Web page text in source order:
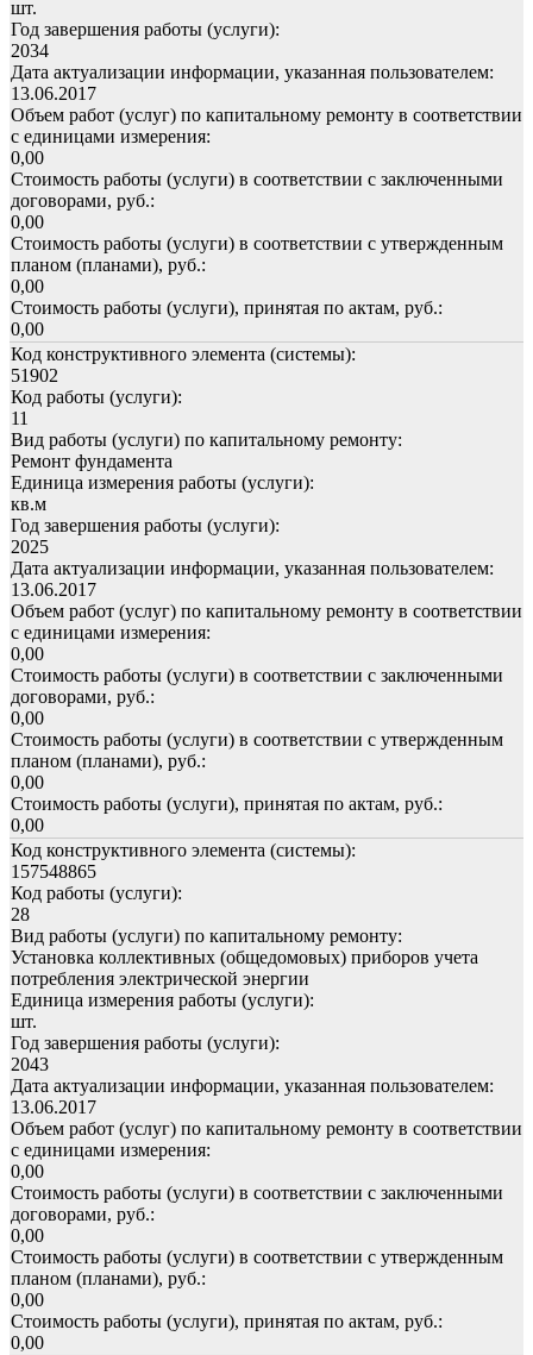
шт.
Год завершения работы (услуги):
2034
Дата актуализации информации, указанная пользователем:
13.06.2017
Объем работ (услуг) по капитальному ремонту в соответствии
с единицами измерения:
0,00
Стоимость работы (услуги) в соответствии с заключенными
договорами, руб.:
0,00
Стоимость работы (услуги) в соответствии с утвержденным
планом (планами), руб.:
0,00
Стоимость работы (услуги), принятая по актам, руб.:
0,00
Код конструктивного элемента (системы):
51902
Код работы (услуги):
11
Вид работы (услуги) по капитальному ремонту:
Ремонт фундамента
Единица измерения работы (услуги):
кв.м
Год завершения работы (услуги):
2025
Дата актуализации информации, указанная пользователем:
13.06.2017
Объем работ (услуг) по капитальному ремонту в соответствии
с единицами измерения:
0,00
Стоимость работы (услуги) в соответствии с заключенными
договорами, руб.:
0,00
Стоимость работы (услуги) в соответствии с утвержденным
планом (планами), руб.:
0,00
Стоимость работы (услуги), принятая по актам, руб.:
0,00
Код конструктивного элемента (системы):
157548865
Код работы (услуги):
28
Вид работы (услуги) по капитальному ремонту:
Установка коллективных (общедомовых) приборов учета
потребления электрической энергии
Единица измерения работы (услуги):
шт.
Год завершения работы (услуги):
2043
Дата актуализации информации, указанная пользователем:
13.06.2017
Объем работ (услуг) по капитальному ремонту в соответствии
с единицами измерения:
0,00
Стоимость работы (услуги) в соответствии с заключенными
договорами, руб.:
0,00
Стоимость работы (услуги) в соответствии с утвержденным
планом (планами), руб.:
0,00
Стоимость работы (услуги), принятая по актам, руб.:
0,00